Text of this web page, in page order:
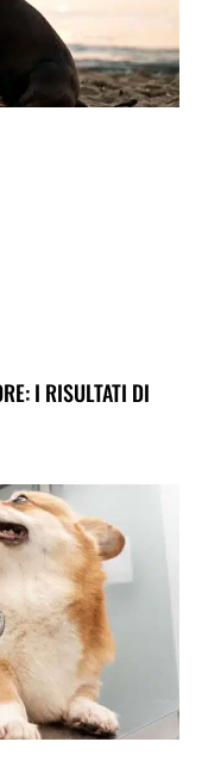
I RISULTATI DI